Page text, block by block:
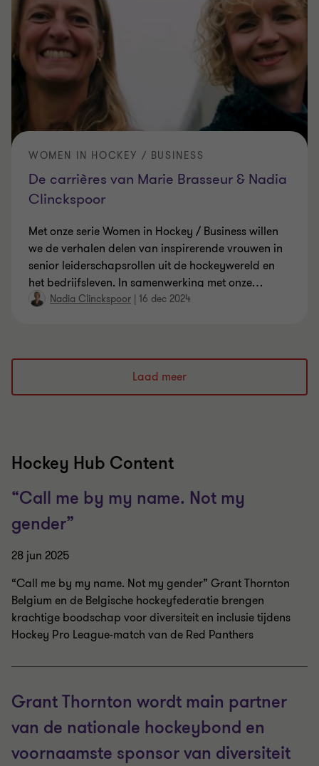
De carrières van Marie Brasseur & Nadia
Clinckspoor
WOMEN IN HOCKEY / BUSINESS
Met onze serie Women in Hockey / Business willen
we de verhalen delen van inspirerende vrouwen in
senior leiderschapsrollen uit de hockeywereld en
het bedrijfsleven. In samenwerking met onze…
Nadia Clinckspoor | 16 dec 2024
Laad meer
Hockey Hub Content
“Call me by my name. Not my
gender”
28 jun 2025
“Call me by my name. Not my gender” Grant Thornton
Belgium en de Belgische hockeyfederatie brengen
krachtige boodschap voor diversiteit en inclusie tijdens
Hockey Pro League-match van de Red Panthers
Grant Thornton wordt main partner
van de nationale hockeybond en
voornaamste sponsor van diversiteit